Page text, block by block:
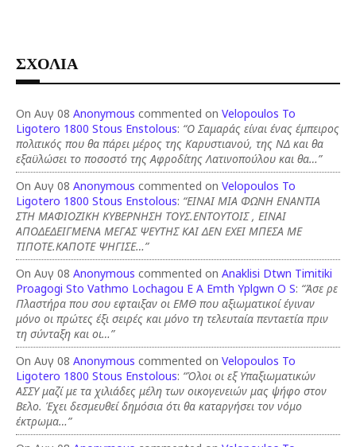
ΣΧΟΛΙΑ
On Αυγ 08 Anonymous commented on Velopoulos To
Ligotero 1800 Stous Enstolous: “Ο Σαμαράς είναι ένας έμπειρος
πολιτικός που θα πάρει μέρος της Καρυστιανού, της ΝΔ και θα
εξαϋλώσει το ποσοστό της Αφροδίτης Λατινοπούλου και θα…”
On Αυγ 08 Anonymous commented on Velopoulos To
Ligotero 1800 Stous Enstolous: “ΕΙΝΑΙ ΜΙΑ ΦΩΝΗ ΕΝΑΝΤΙΑ
ΣΤΗ ΜΑΦΙΟΖΙΚΗ ΚΥΒΕΡΝΗΣΗ ΤΟΥΣ.ΕΝΤΟΥΤΟΙΣ , ΕΙΝΑΙ
ΑΠΟΔΕΔΕΙΓΜΕΝΑ ΜΕΓΑΣ ΨΕΥΤΗΣ ΚΑΙ ΔΕΝ ΕΧΕΙ ΜΠΕΣΑ ΜΕ
ΤΙΠΟΤΕ.ΚΑΠΟΤΕ ΨΗΓΙΣΕ…”
On Αυγ 08 Anonymous commented on Anaklisi Dtwn Timitiki
Proagogi Sto Vathmo Lochagou E A Emth Yplgwn O S: “Άσε ρε
Πλαστήρα που σου εφταιξαν οι ΕΜΘ που αξιωματικοί έγιναν
μόνο οι πρώτες έξι σειρές και μόνο τη τελευταία πενταετία πριν
τη σύνταξη και οι…”
On Αυγ 08 Anonymous commented on Velopoulos To
Ligotero 1800 Stous Enstolous: “Όλοι οι εξ Υπαξιωματικών
ΑΣΣΥ μαζί με τα χιλιάδες μέλη των οικογενειών μας ψήφο στον
Βελο. Έχει δεσμευθεί δημόσια ότι θα καταργήσει τον νόμο
έκτρωμα…”